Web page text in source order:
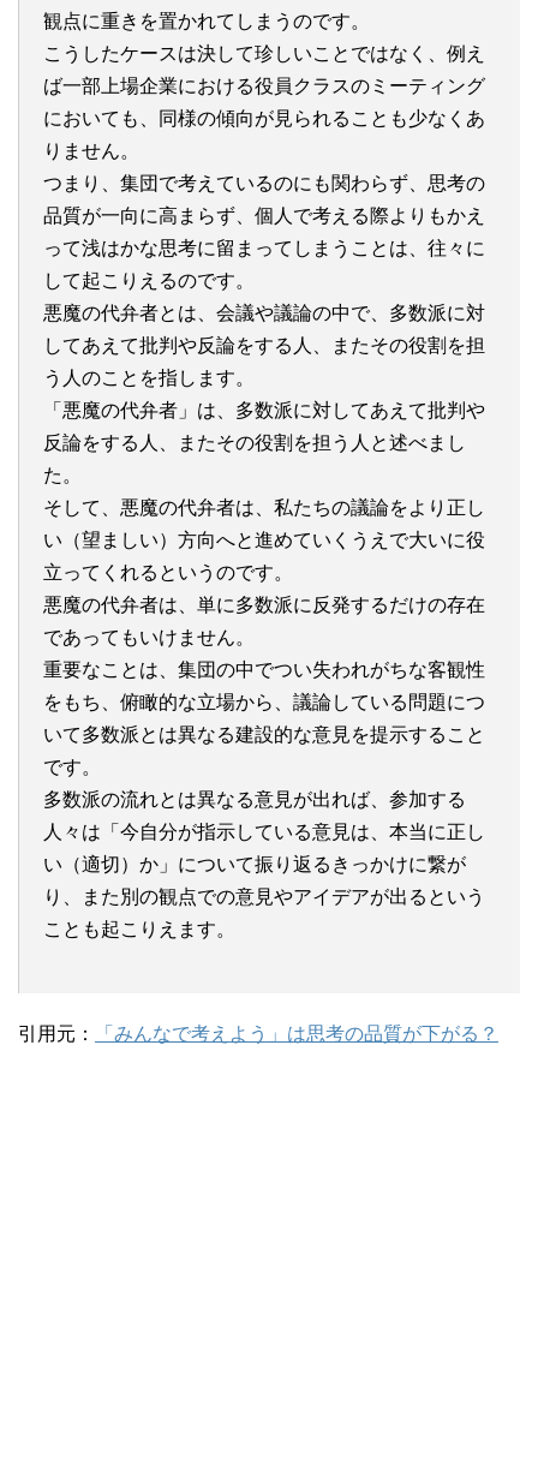
観点に重きを置かれてしまうのです。
こうしたケースは決して珍しいことではなく、例え
ば一部上場企業における役員クラスのミーティング
においても、同様の傾向が見られることも少なくあ
りません。
つまり、集団で考えているのにも関わらず、思考の
品質が一向に高まらず、個人で考える際よりもかえ
って浅はかな思考に留まってしまうことは、往々に
して起こりえるのです。
悪魔の代弁者とは、会議や議論の中で、多数派に対
してあえて批判や反論をする人、またその役割を担
う人のことを指します。
「悪魔の代弁者」は、多数派に対してあえて批判や
反論をする人、またその役割を担う人と述べまし
た。
そして、悪魔の代弁者は、私たちの議論をより正し
い（望ましい）方向へと進めていくうえで大いに役
立ってくれるというのです。
悪魔の代弁者は、単に多数派に反発するだけの存在
であってもいけません。
重要なことは、集団の中でつい失われがちな客観性
をもち、俯瞰的な立場から、議論している問題につ
いて多数派とは異なる建設的な意見を提示すること
です。
多数派の流れとは異なる意見が出れば、参加する
人々は「今自分が指示している意見は、本当に正し
い（適切）か」について振り返るきっかけに繋が
り、また別の観点での意見やアイデアが出るという
ことも起こりえます。
引用元： 「みんなで考えよう」は思考の品質が下がる？